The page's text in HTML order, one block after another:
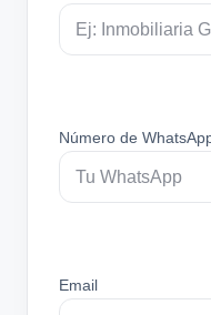
Número de
Email